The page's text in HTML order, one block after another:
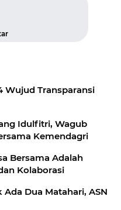
Wujud Transparansi
Idulfitri, Wagub
Kemendagri
Bersama Adalah
Kolaborasi
Dua Matahari, ASN